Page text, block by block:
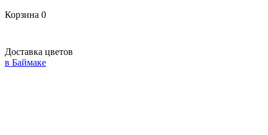
Корзина 0
Доставка цветов
в Баймаке